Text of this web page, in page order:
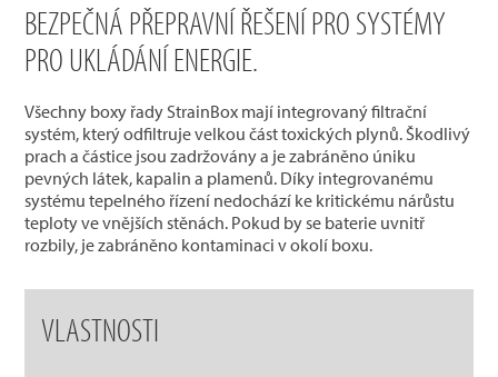
BEZPEČNÁ PŘEPRAVNÍ ŘEŠENÍ PRO SYSTÉMY
PRO UKLÁDÁNÍ ENERGIE.
Všechny boxy řady StrainBox mají integrovaný filtrační
systém, který odfiltruje velkou část toxických plynů. Škodlivý
prach a částice jsou zadržovány a je zabráněno úniku
pevných látek, kapalin a plamenů. Díky integrovanému
systému tepelného řízení nedochází ke kritickému nárůstu
teploty ve vnějších stěnách. Pokud by se baterie uvnitř
rozbily, je zabráněno kontaminaci v okolí boxu.
VLASTNOSTI